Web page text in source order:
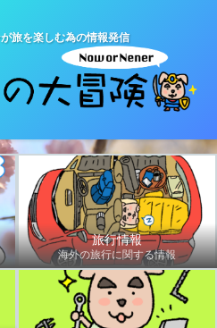
旅を楽しむ為の情報発信
旅行情報
海外の旅行に関する情報